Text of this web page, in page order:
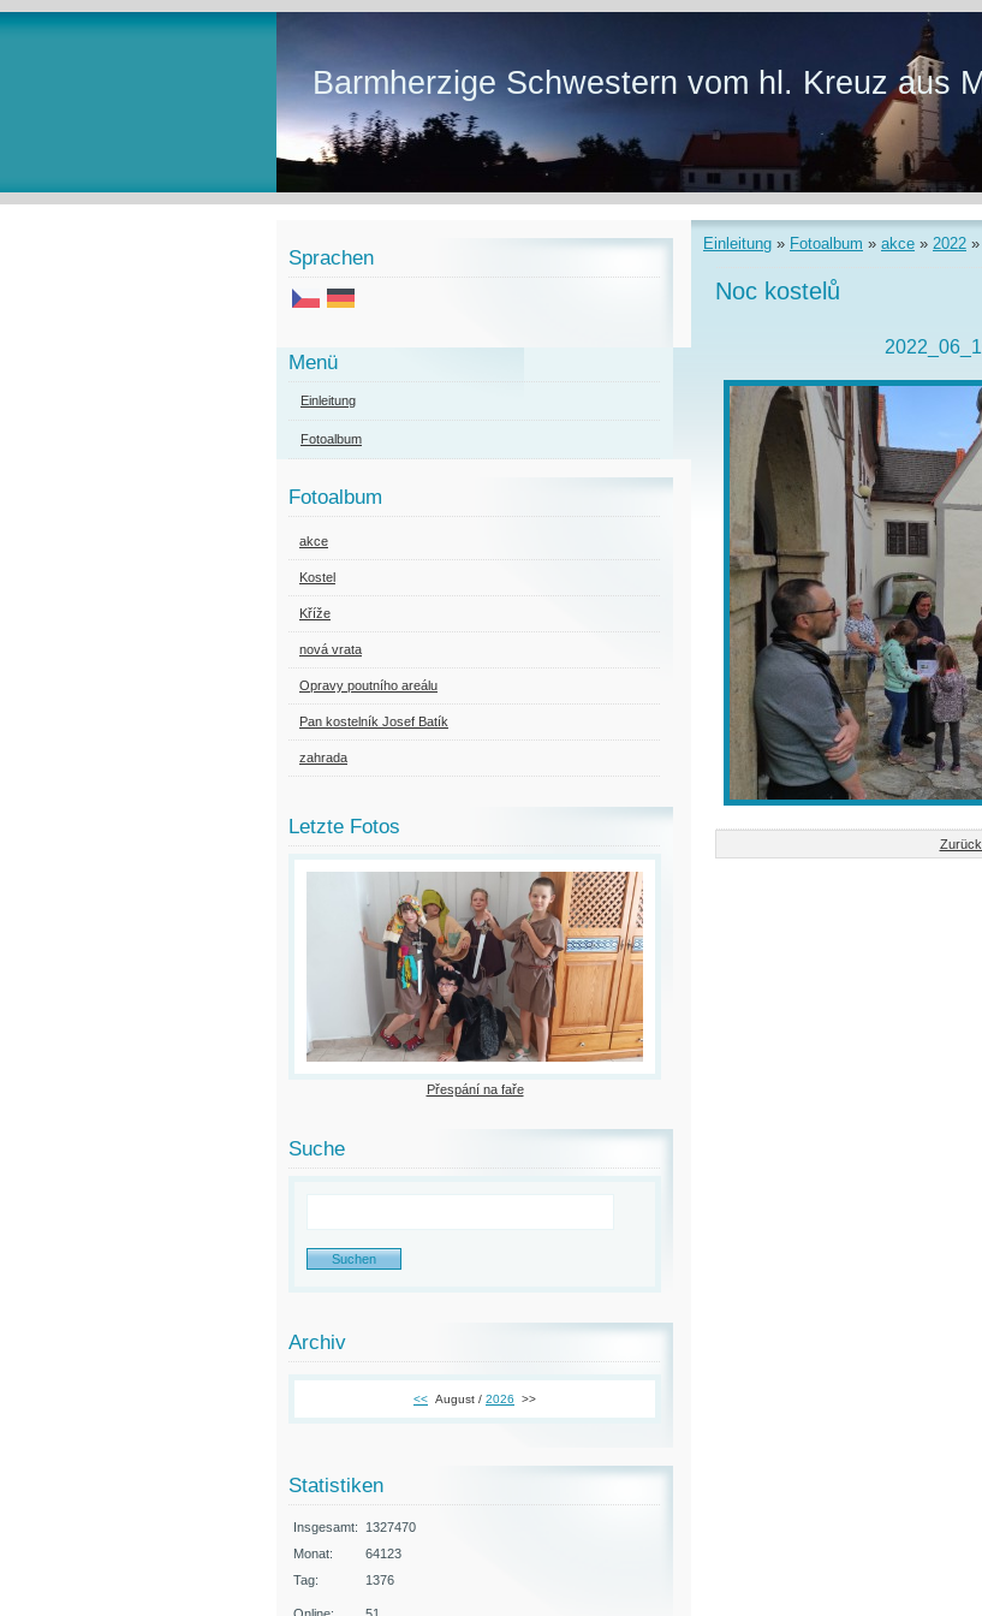
Barmherzige Schwestern vom hl. Kreuz aus
Einleitung » Fotoalbum » akce » 2022 »
Noc kostelů
Sprachen
Menü
Einleitung
Fotoalbum
Fotoalbum
akce
Kostel
Kříže
nová vrata
Opravy poutního areálu
Pan kostelník Josef Batík
zahrada
Letzte Fotos
Přespání na faře
Suche
Archiv
<< August / 2026 >>
Statistiken
Insgesamt:
1327470
Monat:
64123
Tag:
1376